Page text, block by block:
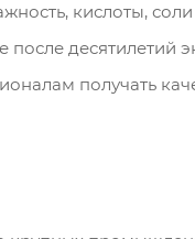
кислоты,
после десятилетий
получать